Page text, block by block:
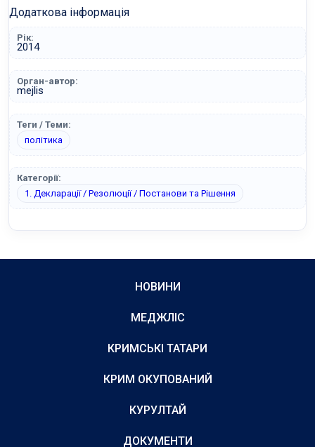
Додаткова інформація
Рік:
2014
Орган-автор:
mejlis
Теги / Теми:
політика
Категорії:
1. Декларації / Резолюції / Постанови та Рішення
НОВИНИ
МЕДЖЛІС
КРИМСЬКІ ТАТАРИ
КРИМ ОКУПОВАНИЙ
КУРУЛТАЙ
ДОКУМЕНТИ